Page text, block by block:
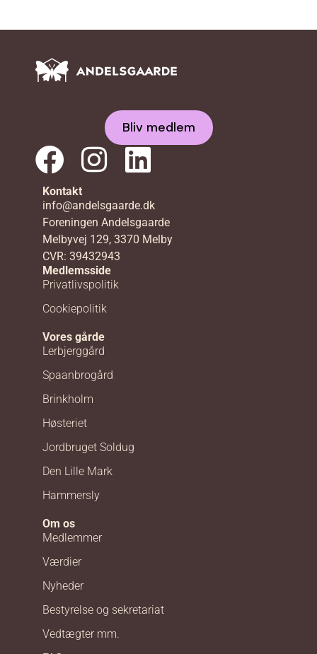
Bliv medlem
Kontakt
info@andelsgaarde.dk
Foreningen Andelsgaarde
Melbyvej 129, 3370 Melby
CVR: 39432943
Medlemsside
Privatlivspolitik
Cookiepolitik
Vores gårde
Lerbjerggård
Spaanbrogård
Brinkholm
Høsteriet
Jordbruget Soldug
Den Lille Mark
Hammersly
Om os
Medlemmer
Værdier
Nyheder
Bestyrelse og sekretariat
Vedtægter mm.